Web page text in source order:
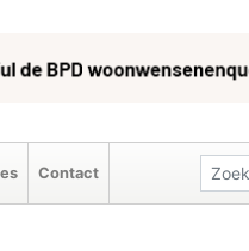
Contact